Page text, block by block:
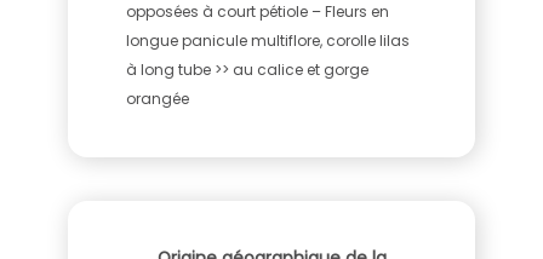
opposées à court pétiole – Fleurs en
longue panicule multiflore, corolle lilas
à long tube >> au calice et gorge
orangée